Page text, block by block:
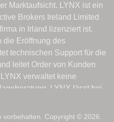
vorbehalten. Copyright © 2026.